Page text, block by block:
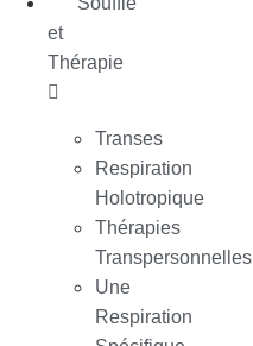
et
Thérapie
Transes
Respiration
Holotropique
Thérapies
Transpersonnelles
Une
Respiration